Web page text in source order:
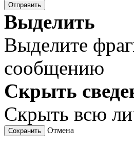
Отправить
Выделить
Выделите
сообщению
Скрыть
Скрыть всю
Сохранить Отмена